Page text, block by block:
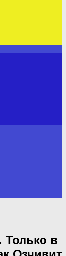
Только в